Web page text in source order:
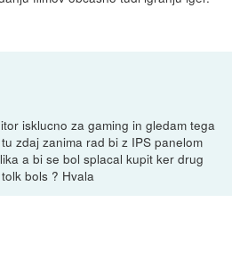
isklucno za gaming in gledam tega
zdaj zanima rad bi z IPS panelom
a bi se bol splacal kupit ker drug
bols ? Hvala